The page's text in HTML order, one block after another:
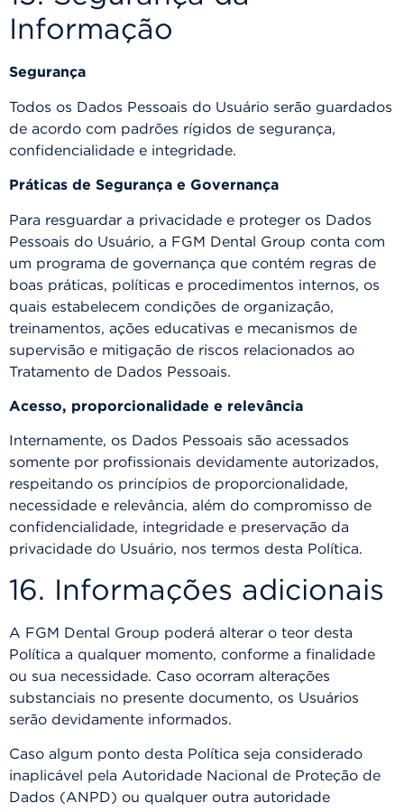
Informação
Segurança
Todos os Dados Pessoais do Usuário serão guardados
de acordo com padrões rígidos de segurança,
confidencialidade e integridade.
Práticas de Segurança e Governança
Para resguardar a privacidade e proteger os Dados
Pessoais do Usuário, a FGM Dental Group conta com
um programa de governança que contém regras de
boas práticas, políticas e procedimentos internos, os
quais estabelecem condições de organização,
treinamentos, ações educativas e mecanismos de
supervisão e mitigação de riscos relacionados ao
Tratamento de Dados Pessoais.
Acesso, proporcionalidade e relevância
Internamente, os Dados Pessoais são acessados
somente por profissionais devidamente autorizados,
respeitando os princípios de proporcionalidade,
necessidade e relevância, além do compromisso de
confidencialidade, integridade e preservação da
privacidade do Usuário, nos termos desta Política.
16. Informações adicionais
A FGM Dental Group poderá alterar o teor desta
Política a qualquer momento, conforme a finalidade
ou sua necessidade. Caso ocorram alterações
substanciais no presente documento, os Usuários
serão devidamente informados.
Caso algum ponto desta Política seja considerado
inaplicável pela Autoridade Nacional de Proteção de
Dados (ANPD) ou qualquer outra autoridade